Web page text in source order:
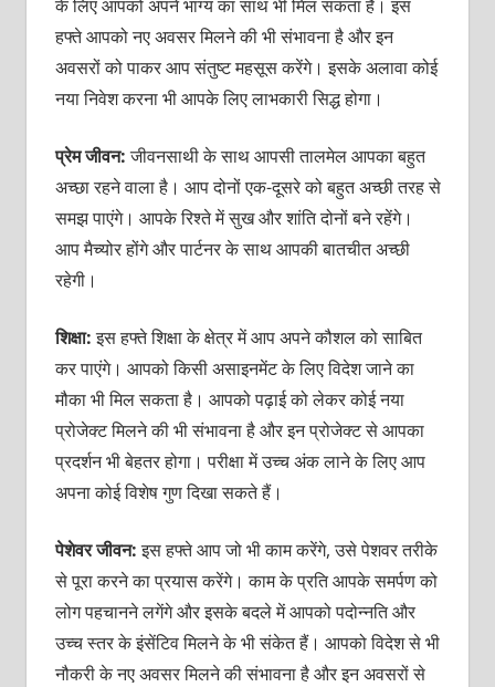
के लिए आपको अपने भाग्‍य का साथ भी मिल सकता है। इस
हफ्ते आपको नए अवसर मिलने की भी संभावना है और इन
अवसरों को पाकर आप संतु‍ष्‍ट महसूस करेंगे। इसके अलावा कोई
नया निवेश करना भी आपके लिए लाभकारी सिद्ध होगा।
प्रेम जीवन:जीवनसाथी के साथ आपसी तालमेल आपका बहुत
अच्‍छा रहने वाला है। आप दोनों एक-दूसरे को बहुत अच्‍छी तरह से
समझ पाएंगे। आपके रिश्‍ते में सुख और शांति दोनों बने रहेंगे।
आप मैच्‍योर होंगे और पार्टनर के साथ आपकी बातचीत अच्‍छी
रहेगी।
शिक्षा:इस हफ्ते शिक्षा के क्षेत्र में आप अपने कौशल को साबित
कर पाएंगे। आपको किसी असाइनमेंट के लिए विदेश जाने का
मौका भी मिल सकता है। आपको पढ़ाई को लेकर कोई नया
प्रोजेक्‍ट मिलने की भी संभावना है और इन प्रोजेक्‍ट से आपका
प्रदर्शन भी बेहतर होगा। परीक्षा में उच्‍च अंक लाने के लिए आप
अपना कोई विशेष गुण दिखा सकते हैं।
पेशेवर जीवन:इस हफ्ते आप जो भी काम करेंगे, उसे पेशवर तरीके
से पूरा करने का प्रयास करेंगे। काम के प्रति आपके समर्पण को
लोग पहचानने लगेंगे और इसके बदले में आपको पदोन्‍नति और
उच्‍च स्‍तर के इंसेंटिव मिलने के भी संकेत हैं। आपको विदेश से भी
नौकरी के नए अवसर मिलने की संभावना है और इन अवसरों से